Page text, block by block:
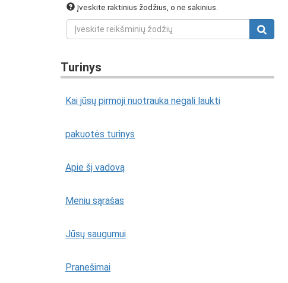
Įveskite raktinius žodžius, o ne sakinius.
Turinys
Kai jūsų pirmoji nuotrauka negali laukti
pakuotės turinys
Apie šį vadovą
Meniu sąrašas
Jūsų saugumui
Pranešimai